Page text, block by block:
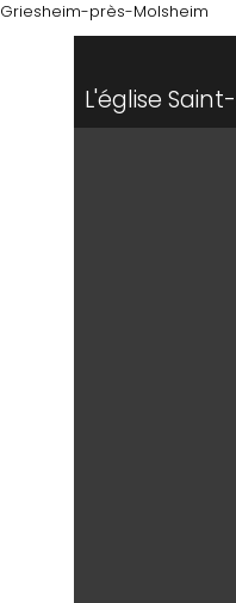
Griesheim-près-Molsheim
L'église